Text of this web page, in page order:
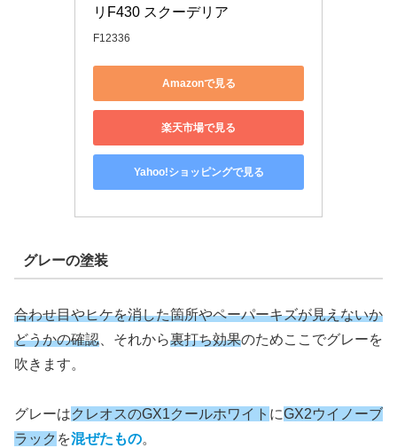
リF430 スクーデリア
F12336
Amazonで見る
楽天市場で見る
Yahoo!ショッピングで見る
グレーの塗装
合わせ目やヒケを消した箇所やペーパーキズが見えないか
どうかの確認 、それから裏打ち効果のためここでグレーを
吹きます。
グレーはクレオスのGX1クールホワイト にGX2ウイノーブ
ラック を混ぜたもの。